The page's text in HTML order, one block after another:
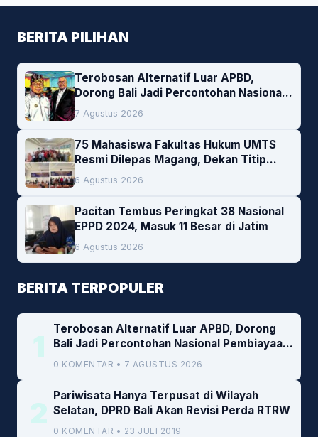
BERITA PILIHAN
Terobosan Alternatif Luar APBD,
Dorong Bali Jadi Percontohan Nasional
Pembiayaan Daerah
7 Agustus 2026
75 Mahasiswa Fakultas Hukum UMTS
Resmi Dilepas Magang, Dekan Titip
Empat Pesan Penting
6 Agustus 2026
Pacitan Tembus Peringkat 38 Nasional
EPPD 2024, Masuk 11 Besar di Jatim
6 Agustus 2026
BERITA TERPOPULER
1
Terobosan Alternatif Luar APBD, Dorong
Bali Jadi Percontohan Nasional Pembiayaan
Daerah
0 KOMENTAR • 7 AGUSTUS 2026
2
Pariwisata Hanya Terpusat di Wilayah
Selatan, DPRD Bali Akan Revisi Perda RTRW
0 KOMENTAR • 23 JULI 2019